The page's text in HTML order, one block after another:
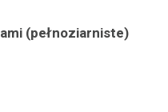
(pełnoziarniste)